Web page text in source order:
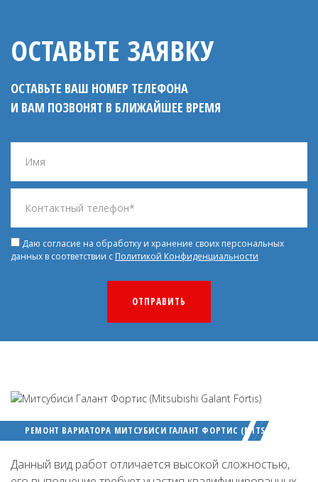
ОСТАВЬТЕ ЗАЯВКУ
ОСТАВЬТЕ ВАШ НОМЕР ТЕЛЕФОНА
И ВАМ ПОЗВОНЯТ В БЛИЖАЙШЕЕ ВРЕМЯ
Даю согласие на обработку и хранение своих персональных
данных в соответствии с Политикой Конфиденциальности
РЕМОНТ ВАРИАТОРА МИТСУБИСИ ГАЛАНТ ФОРТИС (MITSUBISHI
Данный вид работ отличается высокой сложностью,